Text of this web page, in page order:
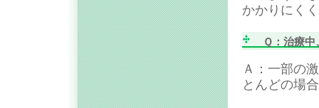
かかりにく
Ｑ：治療中
Ａ：一部の
とんどの場